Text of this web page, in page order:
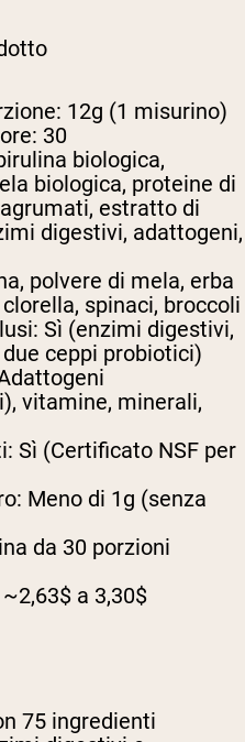
12g (1 misurino)
30
biologica,
biologica, proteine di
estratto di
digestivi, adattogeni,
polvere di mela, erba
clorella, spinaci, broccoli
Sì (enzimi digestivi,
ceppi probiotici)
vitamine, minerali,
Sì (Certificato NSF per
Meno di 1g (senza
da 30 porzioni
~2,63$ a 3,30$
75 ingredienti